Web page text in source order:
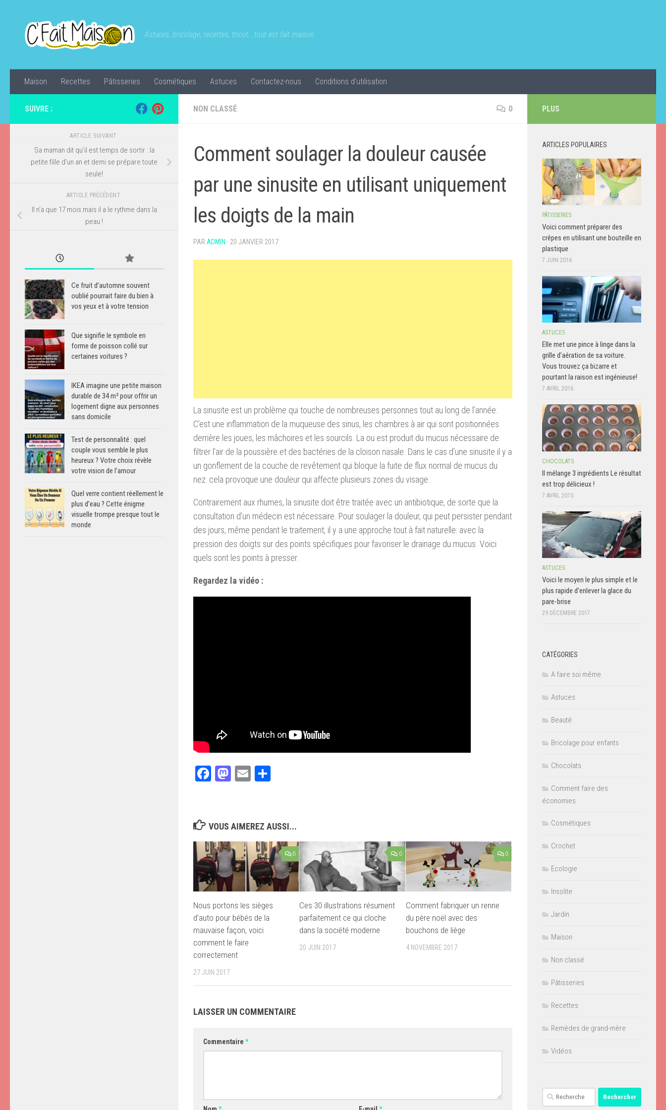
Astuces, bricolage, recettes, tricot...tout est fait maison
Maison Recettes Pâtisseries Cosmétiques Astuces Contactez-nous Conditions d’utilisation
NON CLASSÉ 0
Comment soulager la douleur causée
par une sinusite en utilisant uniquement
les doigts de la main
PAR ADMIN · 20 JANVIER 2017
La sinusite est un problème qui touche de nombreuses personnes tout au long de l’année.
C’est une inflammation de la muqueuse des sinus, les chambres à air qui sont positionnées
derrière les joues, les mâchoires et les sourcils. La ou est produit du mucus nécessaire de
filtrer l’air de la poussière et des bactéries de la cloison nasale. Dans le cas d’une sinusite il y a
un gonflement de la couche de revêtement qui bloque la fuite de flux normal de mucus du
nez: cela provoque une douleur qui affecte plusieurs zones du visage.
Contrairement aux rhumes, la sinusite doit être traitée avec un antibiotique, de sorte que la
consultation d’un médecin est nécessaire. Pour soulager la douleur, qui peut persister pendant
des jours, même pendant le traitement, il y a une approche tout à fait naturelle: avec la
pression des doigts sur des points spécifiques pour favoriser le drainage du mucus. Voici
quels sont les points à presser.
Regardez la vidéo :
Facebook
Mastodon
Email
VOUS AIMEREZ AUSSI...
0
Nous portons les sièges
d’auto pour bébés de la
mauvaise façon, voici
comment le faire
correctement
27 JUIN 2017
0
Ces 30 illustrations résument
parfaitement ce qui cloche
dans la société moderne
20 JUIN 2017
0
Comment fabriquer un renne
du père noël avec des
bouchons de liège
4 NOVEMBRE 2017
LAISSER UN COMMENTAIRE
Commentaire *
SUIVRE :
ARTICLE SUIVANT
Sa maman dit qu’il est temps de sortir : la
petite fille d’un an et demi se prépare toute
seule!
ARTICLE PRÉCÉDENT
Il n’a que 17 mois mais il a le rythme dans la
peau !
Ce fruit d’automne souvent
oublié pourrait faire du bien à
vos yeux et à votre tension
Que signifie le symbole en
forme de poisson collé sur
certaines voitures ?
IKEA imagine une petite maison
durable de 34 m² pour offrir un
logement digne aux personnes
sans domicile
Test de personnalité : quel
couple vous semble le plus
heureux ? Votre choix révèle
votre vision de l’amour
Quel verre contient réellement le
plus d’eau ? Cette énigme
visuelle trompe presque tout le
monde
PLUS
ARTICLES POPULAIRES
PÂTISSERIES
Voici comment préparer des
crêpes en utilisant une bouteille en
plastique
7 JUIN 2016
ASTUCES
Elle met une pince à linge dans la
grille d’aération de sa voiture.
Vous trouvez ça bizarre et
pourtant la raison est ingénieuse!
7 AVRIL 2016
CHOCOLATS
Il mélange 3 ingrédients Le résultat
est trop délicieux !
7 AVRIL 2015
ASTUCES
Voici le moyen le plus simple et le
plus rapide d’enlever la glace du
pare-brise
29 DÉCEMBRE 2017
CATÉGORIES
A faire soi même
Astuces
Beauté
Bricolage pour enfants
Chocolats
Comment faire des
économies
Cosmétiques
Crochet
Ecologie
Insolite
Jardin
Maison
Non classé
Pâtisseries
Recettes
Remèdes de grand-mère
Vidéos
Rechercher :